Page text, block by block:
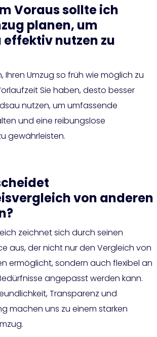
Voraus sollte ich
planen, um
effektiv nutzen zu
Ihren Umzug so früh wie möglich zu
Sie haben, desto besser
nutzen, um umfassende
und eine reibungslose
gewährleisten.
von anderen
zeichnet sich durch seinen
aus, der nicht nur den Vergleich von
ermöglicht, sondern auch flexibel an
angepasst werden kann.
Transparenz und
machen uns zu einem starken